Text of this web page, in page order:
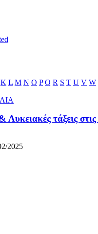
K L M N O P Q R S T U V W
Λυκειακές τάξεις
2025